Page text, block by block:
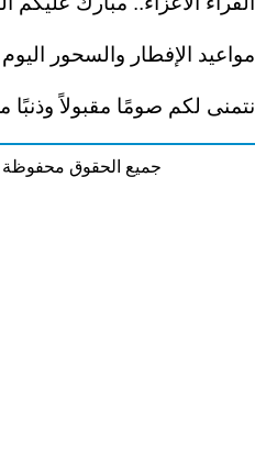
مواعيد الإفطار والسحور
نتمنى لكم صومًا مقبولاً وذنبًا
جميع الحقوق محفوظة © 2026 دبي